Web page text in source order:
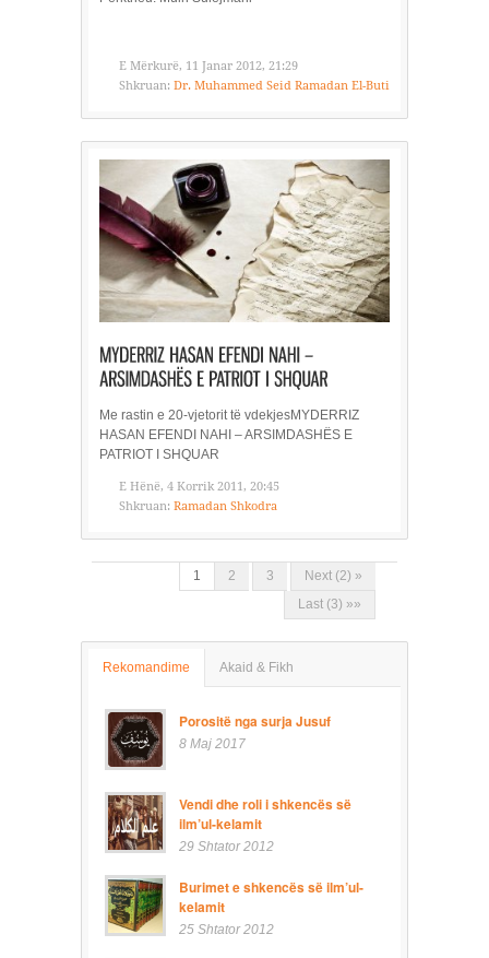
E Mërkurë, 11 Janar 2012, 21:29
Shkruan: Dr. Muhammed Seid Ramadan El-Buti
Me rastin e 20-vjetorit të vdekjesMYDERRIZ
HASAN EFENDI NAHI – ARSIMDASHËS E
PATRIOT I SHQUAR
E Hënë, 4 Korrik 2011, 20:45
Shkruan: Ramadan Shkodra
1 2 3
Next (2) »
Last (3) »»
Rekomandime Akaid & Fikh
Porositë nga surja Jusuf
8 Maj 2017
Vendi dhe roli i shkencës së
ilm’ul-kelamit
29 Shtator 2012
Burimet e shkencës së ilm’ul-
kelamit
25 Shtator 2012